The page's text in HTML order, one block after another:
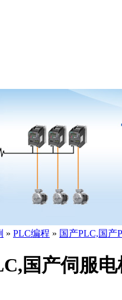
» PLC编程 » 国产PLC,国产
国产伺服